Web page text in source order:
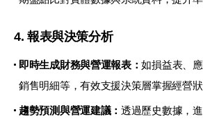
4. 報表與決策分析
即時生成財務與營運報表：如損益表、
銷售明細等，有效支援決策層掌握經營狀
趨勢預測與營運建議： 透過歷史數據，